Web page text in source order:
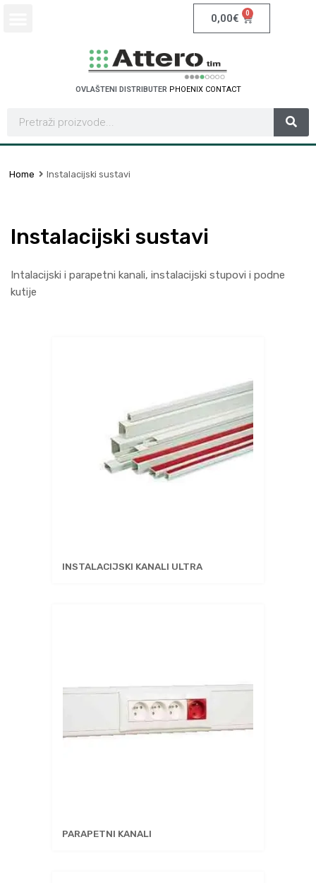
0,00€ 0
OVLAŠTENI DISTRIBUTER PHOENIX CONTACT
Home Instalacijski sustavi
Instalacijski sustavi
Intalacijski i parapetni kanali, instalacijski stupovi i podne
kutije
INSTALACIJSKI KANALI ULTRA
PARAPETNI KANALI